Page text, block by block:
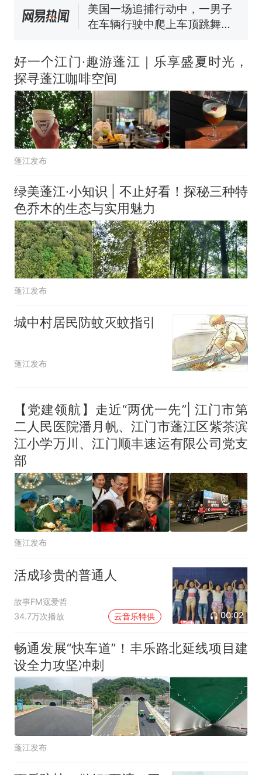
（新京报）
笔试第一被第二名传话劝弃考
官方通报
回大海 目击者直呼震惊 （视频
来源：参考消息）
热 西班牙飞地休达边境，摩洛
哥士兵搬起大石块投向移民引
争议，此前一天内数万人从摩
洛哥涌入西班牙
好一个江门·趣游蓬江｜乐享盛夏时光，
探寻蓬江咖啡空间
蓬江发布
绿美蓬江·小知识 | 不止好看！探秘三种特
色乔木的生态与实用魅力
蓬江发布
城中村居民防蚊灭蚊指引
蓬江发布
【党建领航】走近“两优一先”| 江门市第
二人民医院潘月帆、江门市蓬江区紫茶滨
江小学万川、江门顺丰速运有限公司党支
部
蓬江发布
活成珍贵的普通人
故事FM寇爱哲
34.7万次播放
云音乐特供 00:02
畅通发展“快车道”！丰乐路北延线项目建
设全力攻坚冲刺
蓬江发布